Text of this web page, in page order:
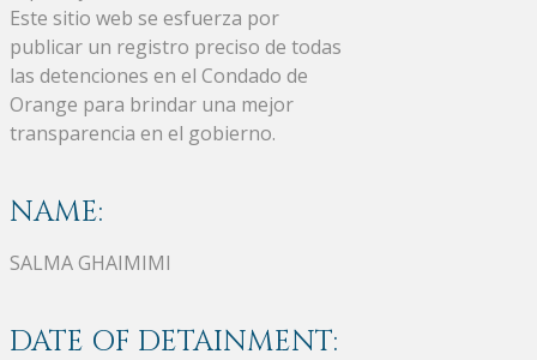
Este sitio web se esfuerza por
publicar un registro preciso de todas
las detenciones en el Condado de
Orange para brindar una mejor
transparencia en el gobierno.
NAME:
SALMA GHAIMIMI
DATE OF DETAINMENT: